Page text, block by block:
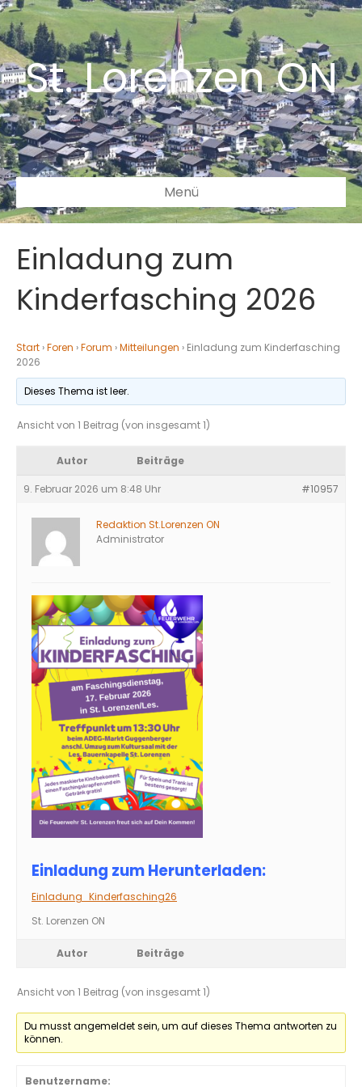
St. Lorenzen ON
Menü
Einladung zum
Kinderfasching 2026
Start ›Foren ›Forum ›Mitteilungen › Einladung zum Kinderfasching
2026
Dieses Thema ist leer.
Ansicht von 1 Beitrag (von insgesamt 1)
Autor Beiträge
9. Februar 2026 um 8:48 Uhr #10957
Redaktion St.Lorenzen ON
Administrator
Einladung zum Herunterladen:
Einladung_Kinderfasching26
St. Lorenzen ON
Autor Beiträge
Ansicht von 1 Beitrag (von insgesamt 1)
Du musst angemeldet sein, um auf dieses Thema antworten zu
können.
Benutzername: